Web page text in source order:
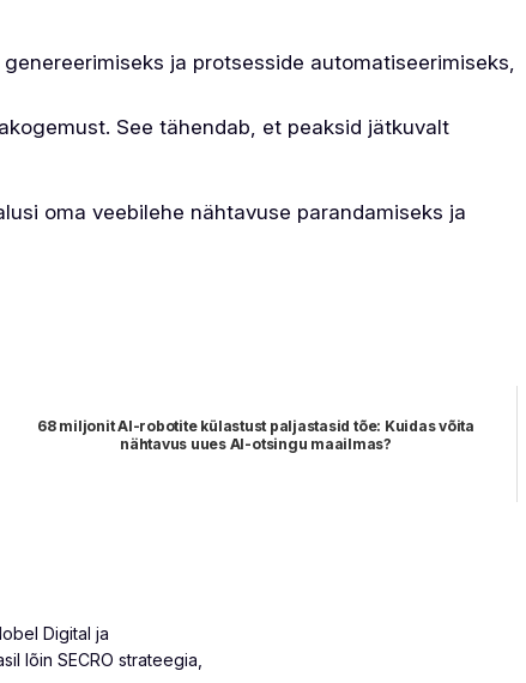
ja protsesside automatiseerimiseks,
See tähendab, et peaksid jätkuvalt
oma veebilehe nähtavuse parandamiseks ja
68 miljonit AI-robotite külastust paljastasid tõe: Kuidas võita
nähtavus uues AI-otsingu maailmas?
Digital ja
lõin SECRO strateegia,